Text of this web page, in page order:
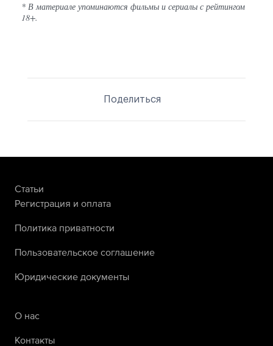
* В материале упоминаются фильмы и сериалы с рейтингом
18+.
Поделиться
Статьи
Регистрация и оплата
Политика приватности
Пользовательское соглашение
Юридические документы
О нас
Контакты